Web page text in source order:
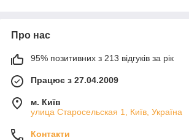
Про нас
95% позитивних з 213 відгуків за рік
Працює з 27.04.2009
м. Київ
улица Старосельская 1, Київ, Україна
Контакти